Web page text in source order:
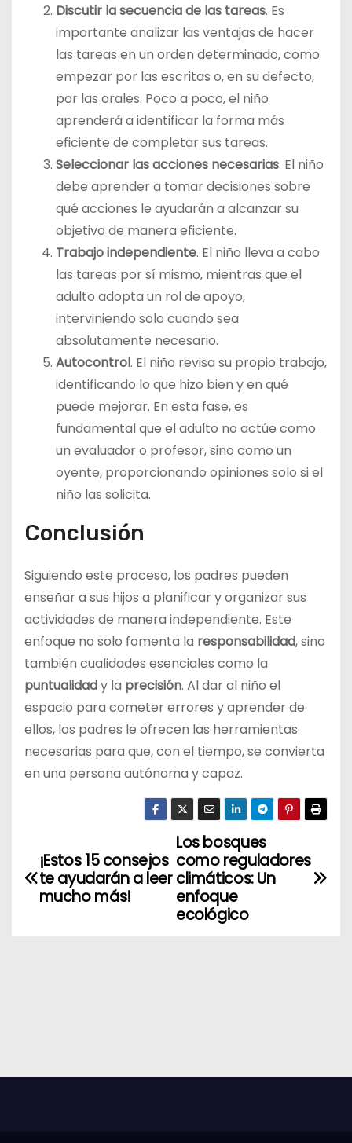
Discutir la secuencia de las tareas. Es
importante analizar las ventajas de hacer
las tareas en un orden determinado, como
empezar por las escritas o, en su defecto,
por las orales. Poco a poco, el niño
aprenderá a identificar la forma más
eficiente de completar sus tareas.
Seleccionar las acciones necesarias. El niño
debe aprender a tomar decisiones sobre
qué acciones le ayudarán a alcanzar su
objetivo de manera eficiente.
Trabajo independiente. El niño lleva a cabo
las tareas por sí mismo, mientras que el
adulto adopta un rol de apoyo,
interviniendo solo cuando sea
absolutamente necesario.
Autocontrol. El niño revisa su propio trabajo,
identificando lo que hizo bien y en qué
puede mejorar. En esta fase, es
fundamental que el adulto no actúe como
un evaluador o profesor, sino como un
oyente, proporcionando opiniones solo si el
niño las solicita.
Conclusión
Siguiendo este proceso, los padres pueden
enseñar a sus hijos a planificar y organizar sus
actividades de manera independiente. Este
enfoque no solo fomenta la responsabilidad, sino
también cualidades esenciales como la
puntualidady la precisión. Al dar al niño el
espacio para cometer errores y aprender de
ellos, los padres le ofrecen las herramientas
necesarias para que, con el tiempo, se convierta
en una persona autónoma y capaz.
N
a
i
Los bosques
como reguladores
climáticos: Un
enfoque
ecológico
¡Estos 15 consejos
te ayudarán a leer
mucho más!